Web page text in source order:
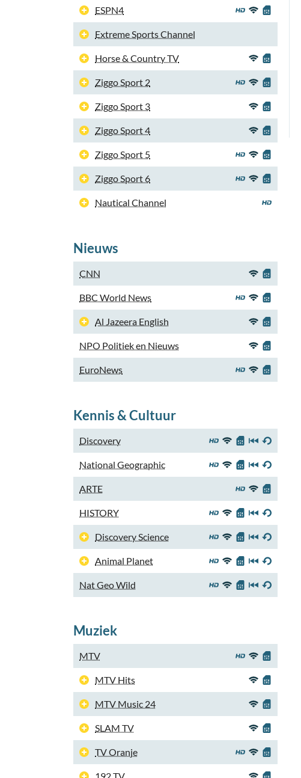
ESPN4
Extreme Sports Channel
Horse & Country TV
Ziggo Sport 2
Ziggo Sport 3
Ziggo Sport 4
Ziggo Sport 5
Ziggo Sport 6
Nautical Channel
Nieuws
CNN
BBC World News
Al Jazeera English
NPO Politiek en Nieuws
EuroNews
Kennis & Cultuur
Discovery
National Geographic
ARTE
HISTORY
Discovery Science
Animal Planet
Nat Geo Wild
Muziek
MTV
MTV Hits
MTV Music 24
SLAM TV
TV Oranje